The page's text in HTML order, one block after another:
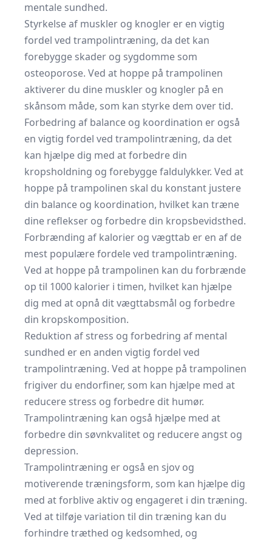
mentale sundhed.
Styrkelse af muskler og knogler er en vigtig
fordel ved trampolintræning, da det kan
forebygge skader og sygdomme som
osteoporose. Ved at hoppe på trampolinen
aktiverer du dine muskler og knogler på en
skånsom måde, som kan styrke dem over tid.
Forbedring af balance og koordination er også
en vigtig fordel ved trampolintræning, da det
kan hjælpe dig med at forbedre din
kropsholdning og forebygge faldulykker. Ved at
hoppe på trampolinen skal du konstant justere
din balance og koordination, hvilket kan træne
dine reflekser og forbedre din kropsbevidsthed.
Forbrænding af kalorier og vægttab er en af de
mest populære fordele ved trampolintræning.
Ved at hoppe på trampolinen kan du forbrænde
op til 1000 kalorier i timen, hvilket kan hjælpe
dig med at opnå dit vægttabsmål og forbedre
din kropskomposition.
Reduktion af stress og forbedring af mental
sundhed er en anden vigtig fordel ved
trampolintræning. Ved at hoppe på trampolinen
frigiver du endorfiner, som kan hjælpe med at
reducere stress og forbedre dit humør.
Trampolintræning kan også hjælpe med at
forbedre din søvnkvalitet og reducere angst og
depression.
Trampolintræning er også en sjov og
motiverende træningsform, som kan hjælpe dig
med at forblive aktiv og engageret i din træning.
Ved at tilføje variation til din træning kan du
forhindre træthed og kedsomhed, og